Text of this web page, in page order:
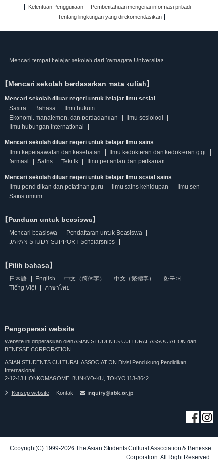
Ketentuan Penggunaan
Pemberitahuan mengenai informasi pribadi
Tentang lingkungan yang direkomendasikan
Mencari tempat belajar sekolah dari Yamagata Universitas
【Mencari sekolah berdasarkan mata kuliah】
Mencari sekolah diluar negeri untuk belajar Ilmu sosial
Sastra
Bahasa
Ilmu hukum
Ekonomi, manajemen, dan perdagangan
Ilmu sosiologi
Ilmu hubungan international
Mencari sekolah diluar negeri untuk belajar Ilmu sains
Ilmu keperaawatan dan kesehatan
Ilmu kedokteran dan kedokteran gigi
farmasi
Sains Teknik Ilmu pertanian dan perikanan
Mencari sekolah diluar negeri untuk belajar Ilmu sosial sains
Ilmu pendidikan dan pelatihan guru
Ilmu sains kehidupan
Ilmu seni
Sains umum
【Panduan untuk beasiswa】
Mencari beasiswa
Pendaftaran untuk Beasiswa
JAPAN STUDY SUPPORT Scholarships
【Pilih bahasa】
日本語 English 中文（简体字） 中文（繁體字）
한국어
Tiếng Việt
ภาษาไทย
Pengoperasi website
Website ini dioperasikan oleh ASIAN STUDENTS CULTURAL ASSOCIATION dan
BENESSE CORPORATION
ASIAN STUDENTS CULTURAL ASSOCIATION Divisi Pendukung Pendidikan
Internasional
2-12-13 HONKOMAGOME, BUNKYO-KU, TOKYO 113-8642
Konsep website Kontak
Copyright(C) 1999-2026 The Asian Students Cultural Association & Benesse
Corporation. All Right Reserved.